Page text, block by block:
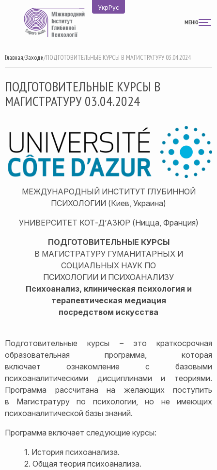
содержимому
УкрРус
МЕНЮ
Главная/Заходи/ПОДГОТОВИТЕЛЬНЫЕ КУРСЫ В МАГИСТРАТУРУ 03.04.2024
ПОДГОТОВИТЕЛЬНЫЕ КУРСЫ В
МАГИСТРАТУРУ 03.04.2024
МЕЖДУНАРОДНЫЙ ИНСТИТУТ ГЛУБИННОЙ
ПСИХОЛОГИИ (Киев, Украина)
УНИВЕРСИТЕТ КОТ-Д’АЗЮР (Ницца, Франция)
ПОДГОТОВИТЕЛЬНЫЕ КУРСЫ
В МАГИСТРАТУРУ ГУМАНИТАРНЫХ И
СОЦИАЛЬНЫХ НАУК ПО
ПСИХОЛОГИИ И ПСИХОАНАЛИЗУ
Психоанализ, клиническая психология и
терапевтическая медиация
посредством искусства
Подготовительные курсы – это краткосрочная
образовательная программа, которая
включает ознакомление с базовыми
психоаналитическими дисциплинами и теориями.
Программа рассчитана на желающих поступить
в Магистратуру по психологии, но не имеющих
психоаналитической базы знаний.
Программа включает следующие курсы:
1. История психоанализа.
2. Общая теория психоанализа.